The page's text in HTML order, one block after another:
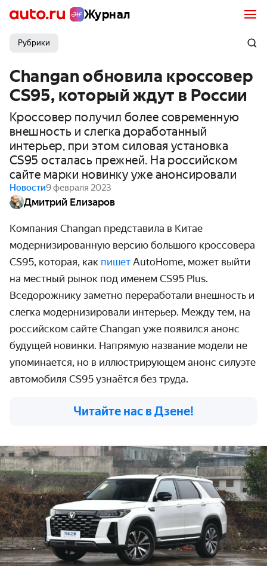
Журнал
Рубрики
Changan обновила кроссовер
CS95, который ждут в России
Кроссовер получил более современную
внешность и слегка доработанный
интерьер, при этом силовая установка
CS95 осталась прежней. На российском
сайте марки новинку уже анонсировали
Новости9 февраля 2023
Дмитрий Елизаров
Компания Changan представила в Китае
модернизированную версию большого кроссовера
CS95, которая, как пишет AutoHome, может выйти
на местный рынок под именем CS95 Plus.
Вседорожнику заметно переработали внешность и
слегка модернизировали интерьер. Между тем, на
российском сайте Changan уже появился анонс
будущей новинки. Напрямую название модели не
упоминается, но в иллюстрирующем анонс силуэте
автомобиля CS95 узнаётся без труда.
Читайте нас в Дзене!